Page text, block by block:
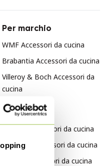
Per marchio
WMF Accessori da cucina
Brabantia Accessori da cucina
Villeroy & Boch Accessori da
cucina
Per stile
Classico Accessori da cucina
Moderno Accessori da cucina
Vintage Accessori da cucina